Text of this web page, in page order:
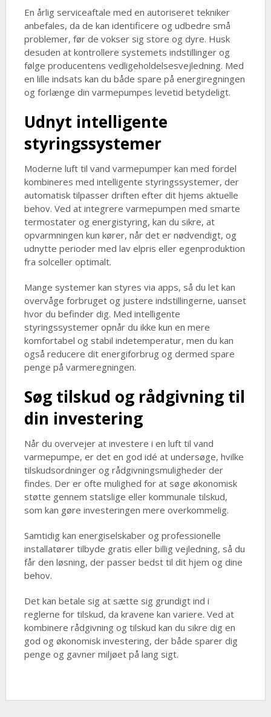
En årlig serviceaftale med en autoriseret tekniker
anbefales, da de kan identificere og udbedre små
problemer, før de vokser sig store og dyre. Husk
desuden at kontrollere systemets indstillinger og
følge producentens vedligeholdelsesvejledning. Med
en lille indsats kan du både spare på energiregningen
og forlænge din varmepumpes levetid betydeligt.
Udnyt intelligente
styringssystemer
Moderne luft til vand varmepumper kan med fordel
kombineres med intelligente styringssystemer, der
automatisk tilpasser driften efter dit hjems aktuelle
behov. Ved at integrere varmepumpen med smarte
termostater og energistyring, kan du sikre, at
opvarmningen kun kører, når det er nødvendigt, og
udnytte perioder med lav elpris eller egenproduktion
fra solceller optimalt.
Mange systemer kan styres via apps, så du let kan
overvåge forbruget og justere indstillingerne, uanset
hvor du befinder dig. Med intelligente
styringssystemer opnår du ikke kun en mere
komfortabel og stabil indetemperatur, men du kan
også reducere dit energiforbrug og dermed spare
penge på varmeregningen.
Søg tilskud og rådgivning til
din investering
Når du overvejer at investere i en luft til vand
varmepumpe, er det en god idé at undersøge, hvilke
tilskudsordninger og rådgivningsmuligheder der
findes. Der er ofte mulighed for at søge økonomisk
støtte gennem statslige eller kommunale tilskud,
som kan gøre investeringen mere overkommelig.
Samtidig kan energiselskaber og professionelle
installatører tilbyde gratis eller billig vejledning, så du
får den løsning, der passer bedst til dit hjem og dine
behov.
Det kan betale sig at sætte sig grundigt ind i
reglerne for tilskud, da kravene kan variere. Ved at
kombinere rådgivning og tilskud kan du sikre dig en
god og økonomisk investering, der både sparer dig
penge og gavner miljøet på lang sigt.